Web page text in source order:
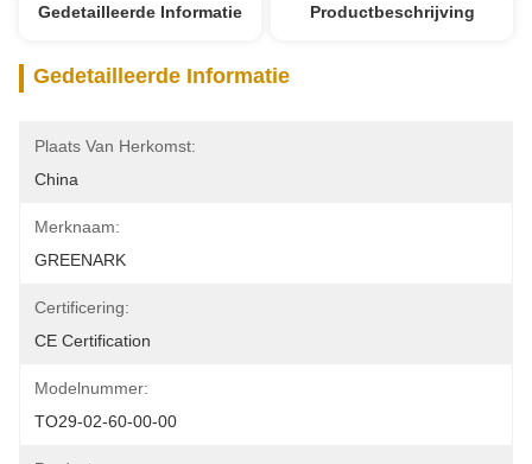
Gedetailleerde Informatie Productbeschrijving
Gedetailleerde Informatie
Plaats Van Herkomst:
China
Merknaam:
GREENARK
Certificering:
CE Certification
Modelnummer:
TO29-02-60-00-00